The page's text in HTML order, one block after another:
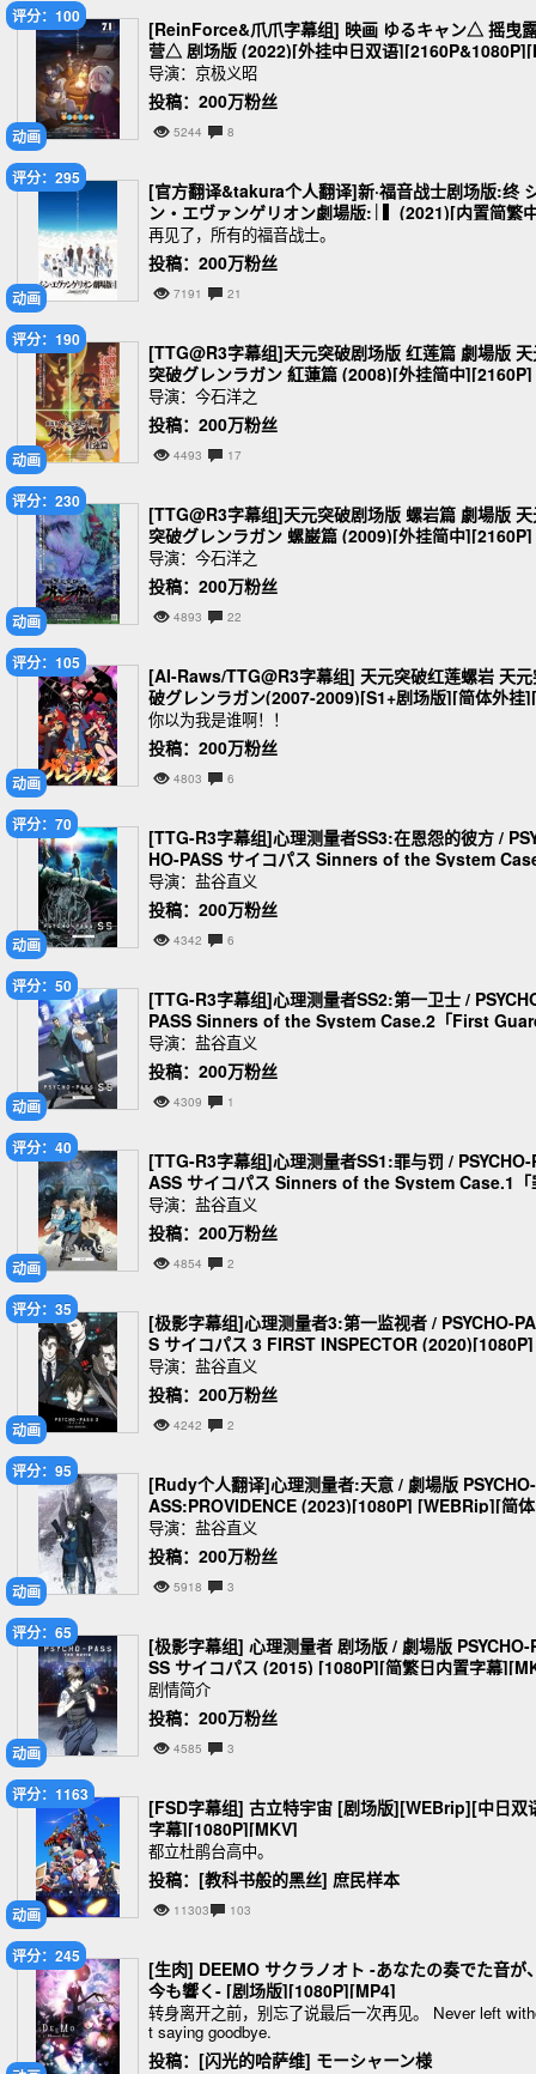
动画
评分：100
[ReinForce&爪爪字幕组] 映画 ゆるキャン△ 摇曳
营△ 剧场版 (2022)[外挂中日双语
2TS&MKV][67.4G]
导演：京极义昭
投稿：200万粉丝
5244 8
动画
评分：295
[官方翻译&takura个人翻译]新·福音战士剧场版:终
ン・エヴァンゲリオン劇場版:│▌ (2021)[内置简繁
日双语外挂字幕][2160P][M2TS&MKV][107G]
再见了，所有的福音战士。
投稿：200万粉丝
7191 21
动画
评分：190
[TTG@R3字幕组]天元突破剧场版 红莲篇 劇場版
突破グレンラガン 紅蓮篇 (2008)[外挂简中][2160P]
[m2ts][79.7G]
导演：今石洋之
投稿：200万粉丝
4493 17
动画
评分：230
[TTG@R3字幕组]天元突破剧场版 螺岩篇 劇場版
突破グレンラガン 螺巌篇 (2009)[外挂简中][2160P]
[m2ts][89.1G]
导演：今石洋之
投稿：200万粉丝
4893 22
动画
评分：105
[AI-Raws/TTG@R3字幕组] 天元突破红莲螺岩 天
破グレンラガン(2007-2009)[S1+剧场版][简体外挂
080P][MKV][26.8G]
你以为我是谁啊！！
投稿：200万粉丝
4803 6
动画
评分：70
[TTG-R3字幕组]心理测量者SS3:在恩怨的彼方 /
HO-PASS サイコパス Sinners of the System
3「恩讐の彼方に__」 (2019)[1080P][简繁外挂
s][21.06G]
导演：盐谷直义
投稿：200万粉丝
4342 6
动画
评分：50
[TTG-R3字幕组]心理测量者SS2:第一卫士 /
PASS Sinners of the System Case.2「First
an」 (2019) [1080P][简繁外挂][m2ts][18.8G]
导演：盐谷直义
投稿：200万粉丝
4309 1
动画
评分：40
[TTG-R3字幕组]心理测量者SS1:罪与罚 / PSYCHO-
ASS サイコパス Sinners of the System Case.1「
と罰」 (2019) [1080P][简繁外挂][MKV][6.47G]
导演：盐谷直义
投稿：200万粉丝
4854 2
动画
评分：35
[极影字幕组]心理测量者3:第一监视者 / PSYCHO-
S サイコパス 3 FIRST INSPECTOR (2020)[1080P]
[简体内置字幕][MKV][6.47G]
导演：盐谷直义
投稿：200万粉丝
4242 2
动画
评分：95
[Rudy个人翻译]心理测量者:天意 / 劇場版
ASS:PROVIDENCE (2023)[1080P] [WEBRip][简
置字幕][MKV][1.29G]
导演：盐谷直义
投稿：200万粉丝
5918 3
动画
评分：65
[极影字幕组] 心理测量者 剧场版 / 劇場版 PSYCHO-
SS サイコパス (2015) [1080P][简繁日内置字幕
V][7.82G]
剧情简介
投稿：200万粉丝
4585 3
动画
评分：1163
[FSD字幕组] 古立特宇宙 [剧场版][WEBrip][中日双
字幕][1080P][MKV]
都立杜鹃台高中。
投稿：[教科书般的黑丝] 庶民样本
11303 103
评分：245
[生肉] DEEMO サクラノオト -あなたの奏でた音が
今も響く- [剧场版][1080P][MP4]
转身离开之前，别忘了说最后一次再见。 Never left
t saying goodbye.
投稿：[闪光的哈萨维] モーシャーン様